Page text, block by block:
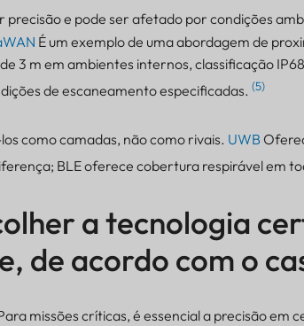
precisão e pode ser afetado por condições
É um exemplo de uma abordagem de
3 m em ambientes internos, classificação
de escaneamento especificadas. (5)
como camadas, não como rivais. UWB
BLE oferece cobertura respirável em
a tecnologia
de acordo com o
missões críticas, é essencial a precisão em